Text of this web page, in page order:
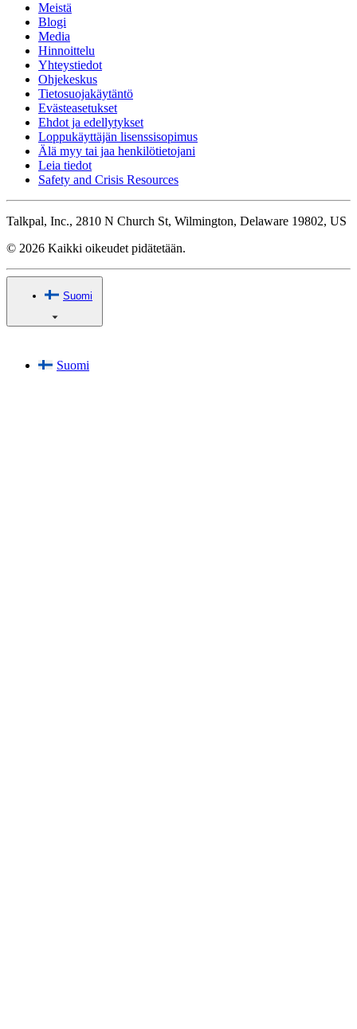
Meistä
Blogi
Media
Hinnoittelu
Yhteystiedot
Ohjekeskus
Tietosuojakäytäntö
Evästeasetukset
Ehdot ja edellytykset
Loppukäyttäjän lisenssisopimus
Älä myy tai jaa henkilötietojani
Leia tiedot
Safety and Crisis Resources
Talkpal, Inc., 2810 N Church St, Wilmington, Delaware 19802, US
© 2026 Kaikki oikeudet pidätetään.
Suomi
Suomi